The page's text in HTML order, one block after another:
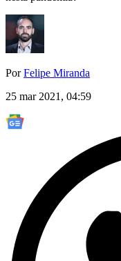
PorFelipe Miranda
25 mar 2021, 04:59